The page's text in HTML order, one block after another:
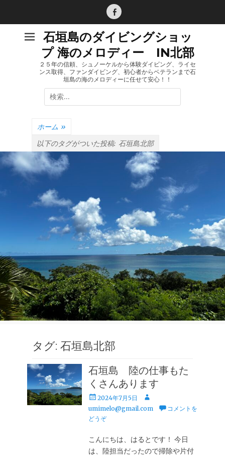
Facebook
石垣島のダイビングショッ
プ 海のメロディー IN北部
２５年の信頼、シュノーケルから体験ダイビング、ライセ
ンス取得、ファンダイビング、初心者からベテランまで石
垣島の海のメロディーに任せて安心！！
検
索:
ホーム »
以下のタグがついた投稿: 石垣島北部
タグ: 石垣島北部
石垣島 陸の仕事もた
くさんあります
投
稿
日
2024年7月5日
投
稿
umimelo@gmail.com
コメントを
どうぞ
こんにちは、はるとです！ 今日
は、陸担当だったので掃除や片付